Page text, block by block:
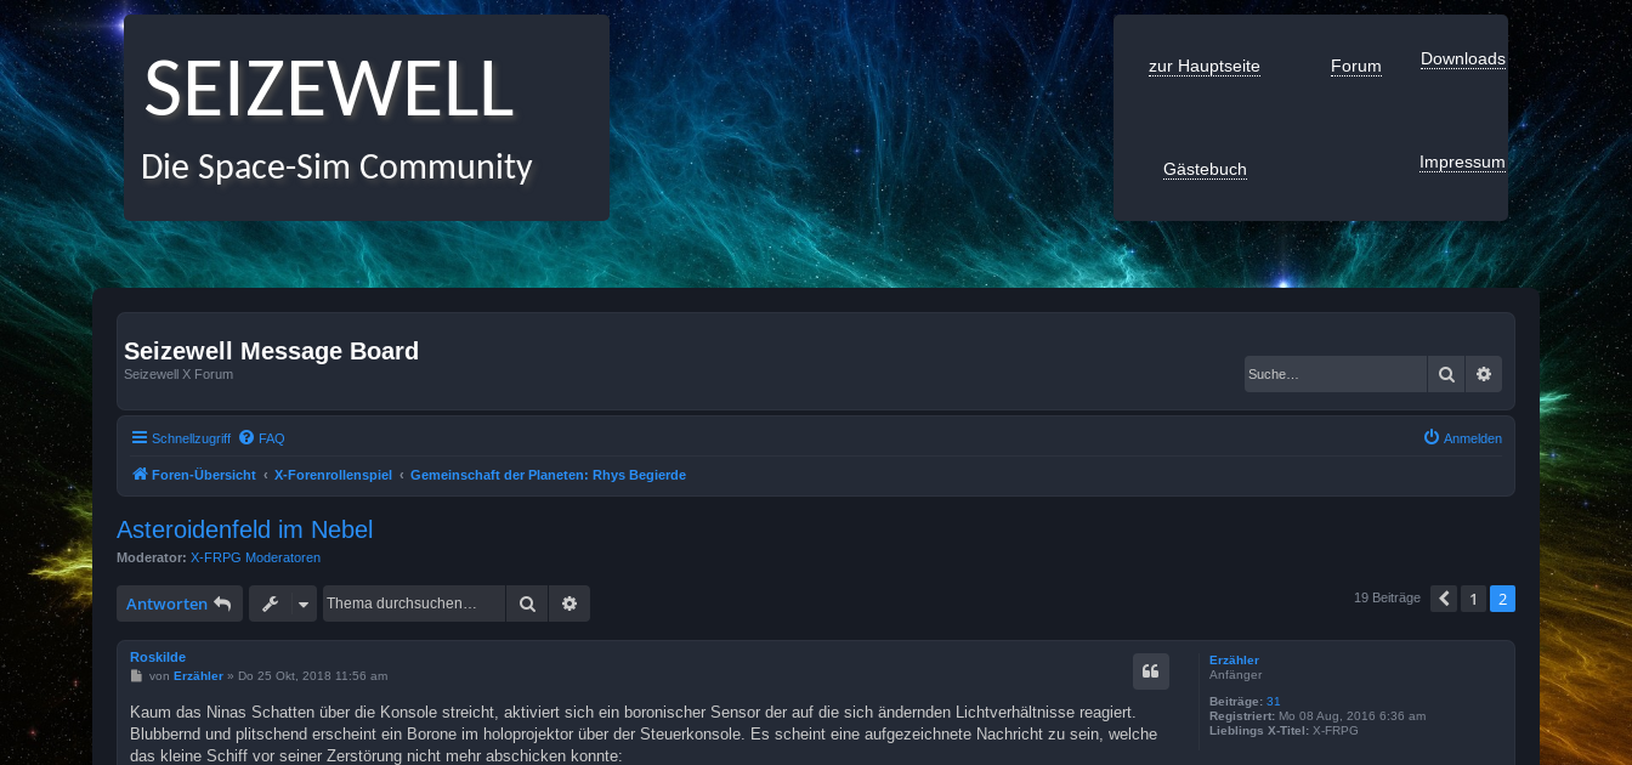
SEIZEWELL
Die Space-Sim Community
zur Hauptseite Forum Downloads
Gästebuch Impressum
Seizewell Message Board
Seizewell X Forum Suche Erweiterte Suche
Schnellzugriff FAQ Anmelden
Foren-Übersicht X-Forenrollenspiel Gemeinschaft der Planeten: Rhys Begierde
Asteroidenfeld im Nebel
Moderator: X-FRPG Moderatoren
Antworten Suche 19 Beiträge Vorherige
1 2
Erzähler
Anfänger
Beiträge: 31
Registriert: Mo 08 Aug, 2016 6:36 am
Lieblings X-Titel: X-FRPG
Roskilde
B
t
r
g
von Erzähler» Do 25 Okt, 2018 11:56 am
Kaum das Ninas Schatten über die Konsole streicht, aktiviert sich ein boronischer Sensor der auf die sich ändernden Lichtverhältnisse reagiert.
Blubbernd und plitschend erscheint ein Borone im holoprojektor über der Steuerkonsole. Es scheint eine aufgezeichnete Nachricht zu sein, welche
das kleine Schiff vor seiner Zerstörung nicht mehr abschicken konnte: